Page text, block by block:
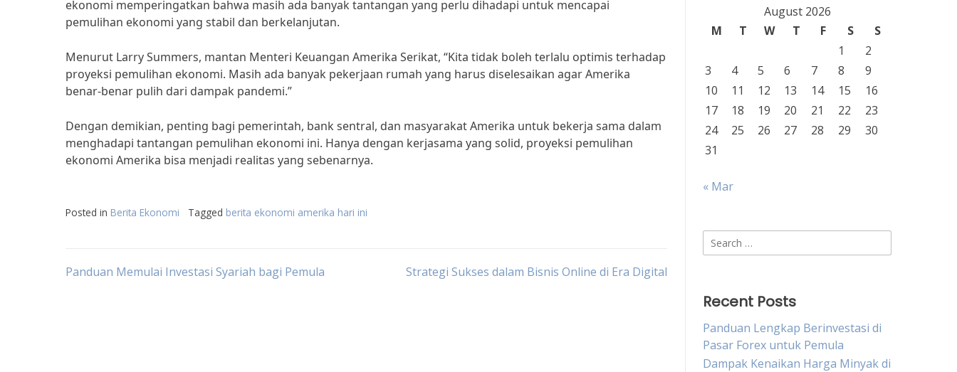
ekonomi memperingatkan bahwa masih ada banyak tantangan yang perlu dihadapi untuk mencapai
pemulihan ekonomi yang stabil dan berkelanjutan.
Menurut Larry Summers, mantan Menteri Keuangan Amerika Serikat, “Kita tidak boleh terlalu optimis terhadap
proyeksi pemulihan ekonomi. Masih ada banyak pekerjaan rumah yang harus diselesaikan agar Amerika
benar-benar pulih dari dampak pandemi.”
Dengan demikian, penting bagi pemerintah, bank sentral, dan masyarakat Amerika untuk bekerja sama dalam
menghadapi tantangan pemulihan ekonomi ini. Hanya dengan kerjasama yang solid, proyeksi pemulihan
ekonomi Amerika bisa menjadi realitas yang sebenarnya.
Posted in Berita Ekonomi Tagged berita ekonomi amerika hari ini
Post
Panduan Memulai Investasi Syariah bagi Pemula Strategi Sukses dalam Bisnis Online di Era Digital
August 2026
M
T W T F S
S
1
2
3
4 5 6 7 8
9
10
11 12 13 14 15
16
17
18 19 20 21 22
23
24
25 26 27 28 29
30
31
« Mar
Search
for:
Recent Posts
Panduan Lengkap Berinvestasi di
Pasar Forex untuk Pemula
Dampak Kenaikan Harga Minyak di